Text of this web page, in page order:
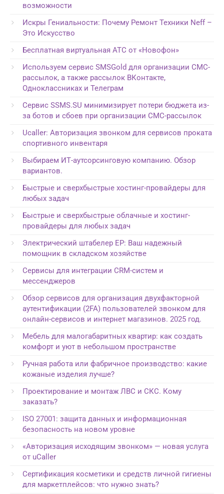
возможности
Искры Гениальности: Почему Ремонт Техники Neff –
Это Искусство
Бесплатная виртуальная АТС от «Новофон»
Используем сервис SMSGold для организации СМС-
рассылок, а также рассылок ВКонтакте,
Одноклассниках и Телеграм
Сервис SSMS.SU минимизирует потери бюджета из-
за ботов и сбоев при организации СМС-рассылок
Ucaller: Авторизация звонком для сервисов проката
спортивного инвентаря
Выбираем ИТ-аутсорсинговую компанию. Обзор
вариантов.
Быстрые и сверхбыстрые хостинг-провайдеры для
любых задач
Быстрые и сверхбыстрые облачные и хостинг-
провайдеры для любых задач
Электрический штабелер EP: Ваш надежный
помощник в складском хозяйстве
Сервисы для интеграции CRM-систем и
мессенджеров
Обзор сервисов для организация двухфакторной
аутентификации (2FA) пользователей звонком для
онлайн-сервисов и интернет магазинов. 2025 год.
Мебель для малогабаритных квартир: как создать
комфорт и уют в небольшом пространстве
Ручная работа или фабричное производство: какие
кожаные изделия лучше?
Проектирование и монтаж ЛВС и СКС. Кому
заказать?
ISO 27001: защита данных и информационная
безопасность на новом уровне
«Авторизация исходящим звонком» — новая услуга
от uCaller
Сертификация косметики и средств личной гигиены
для маркетплейсов: что нужно знать?